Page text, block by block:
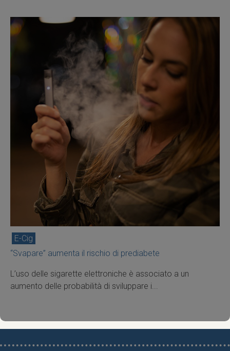
E-Cig
“Svapare” aumenta il rischio di prediabete
L’uso delle sigarette elettroniche è associato a un
aumento delle probabilità di sviluppare i...